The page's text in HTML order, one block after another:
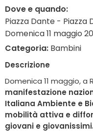
Dove e quando:
Piazza Dante - Piazza
Domenica 11 maggio
Categoria: Bambini
Descrizione
Domenica 11 maggio, a
manifestazione
Italiana Ambiente e
mobilità attiva e
giovani e giovanissimi.